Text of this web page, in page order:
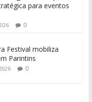
para eventos
0
Festival mobiliza
Parintins
0